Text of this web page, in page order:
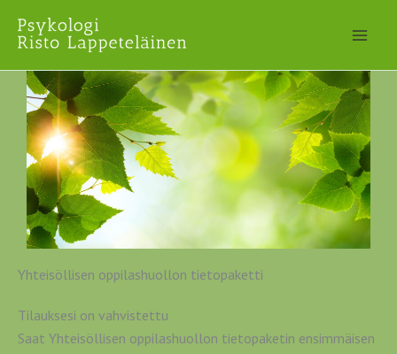
sisältöön
Yhteisöllisen oppilashuollon tietopaketti
Tilauksesi on vahvistettu
Saat Yhteisöllisen oppilashuollon tietopaketin ensimmäisen